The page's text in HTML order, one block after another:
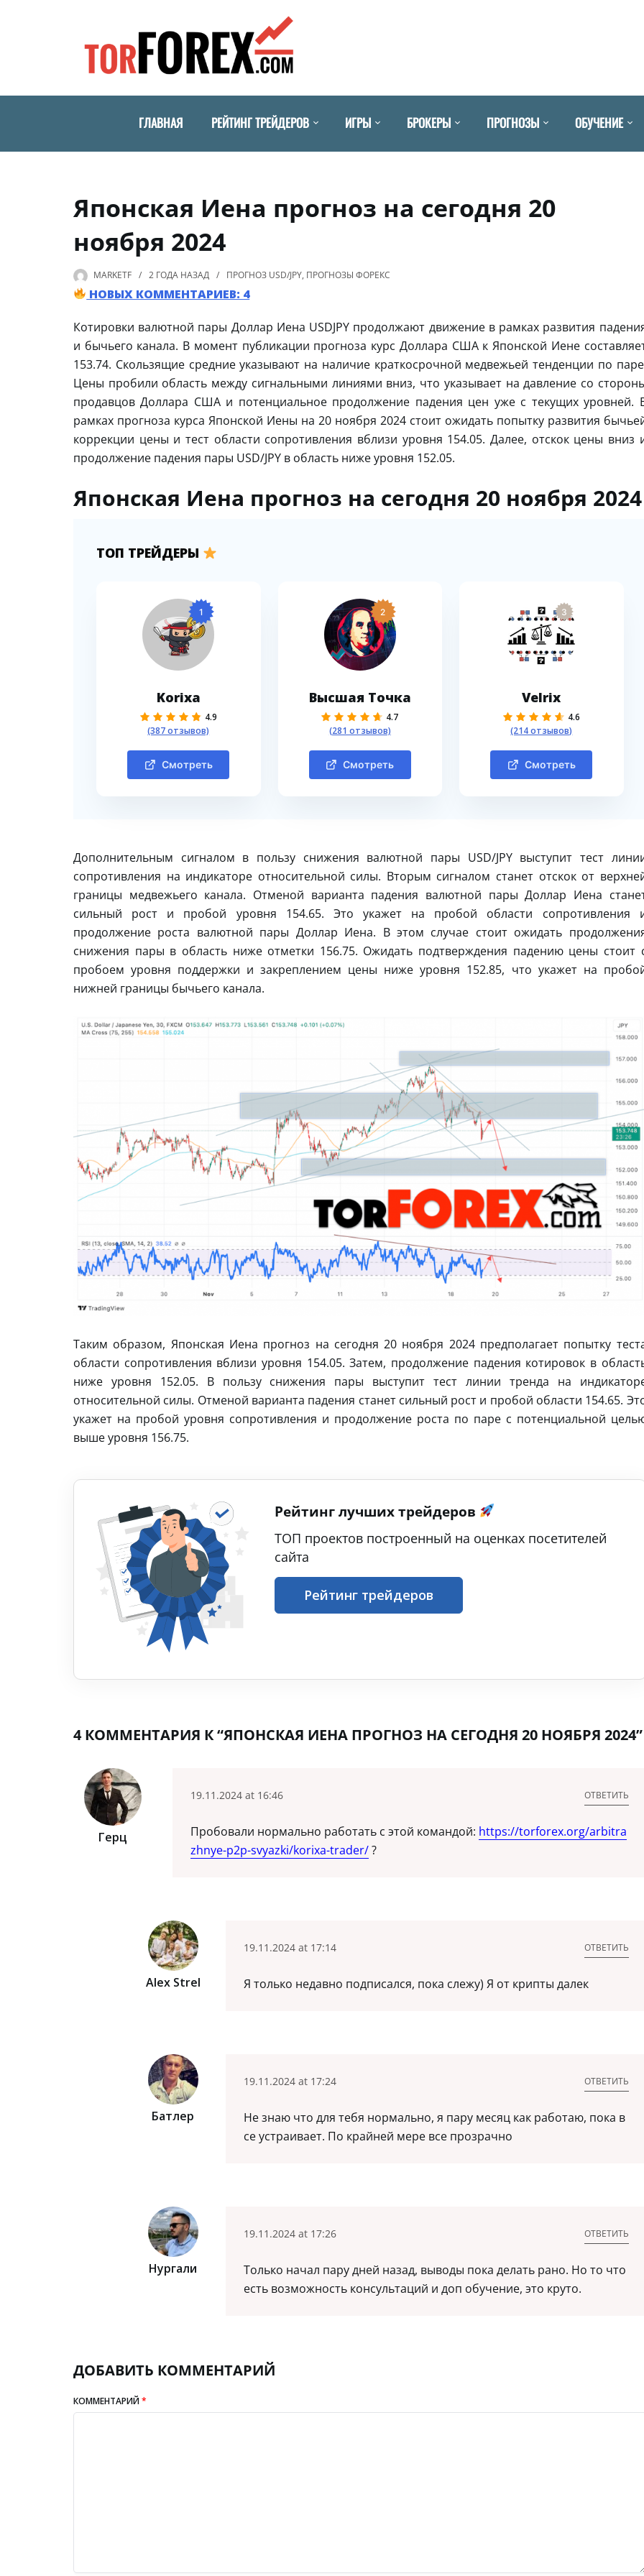
ГЛАВНАЯ РЕЙТИНГ ТРЕЙДЕРОВ ИГРЫ БРОКЕРЫ ПРОГНОЗЫ ОБУЧЕНИЕ
Японская Иена прогноз на сегодня 20
ноября 2024
MARKETF 2 ГОДА НАЗАД ПРОГНОЗ USD/JPY, ПРОГНОЗЫ ФОРЕКС
НОВЫХ КОММЕНТАРИЕВ: 4
Котировки валютной пары Доллар Иена USDJPY продолжают движение в рамках развития
и бычьего канала. В момент публикации прогноза курс Доллара США к Японской Иене
153.74. Скользящие средние указывают на наличие краткосрочной медвежьей тенденции по
Цены пробили область между сигнальными линиями вниз, что указывает на давление со
продавцов Доллара США и потенциальное продолжение падения цен уже с текущих уровней.
рамках прогноза курса Японской Иены на 20 ноября 2024 стоит ожидать попытку развития
коррекции цены и тест области сопротивления вблизи уровня 154.05. Далее, отскок цены вниз
продолжение падения пары USD/JPY в область ниже уровня 152.05.
Японская Иена прогноз на сегодня 20 ноября 2024
ТОП ТРЕЙДЕРЫ
1
Korixa
4.9
(387 отзывов)
Смотреть
2
Высшая Точка
4.7
(281 отзывов)
Смотреть
3
Velrix
4.6
(214 отзывов)
Смотреть
Дополнительным сигналом в пользу снижения валютной пары USD/JPY выступит тест
сопротивления на индикаторе относительной силы. Вторым сигналом станет отскок от
границы медвежьего канала. Отменой варианта падения валютной пары Доллар Иена
сильный рост и пробой уровня 154.65. Это укажет на пробой области сопротивления
продолжение роста валютной пары Доллар Иена. В этом случае стоит ожидать
снижения пары в область ниже отметки 156.75. Ожидать подтверждения падению цены стоит
пробоем уровня поддержки и закреплением цены ниже уровня 152.85, что укажет на
нижней границы бычьего канала.
Таким образом, Японская Иена прогноз на сегодня 20 ноября 2024 предполагает попытку
области сопротивления вблизи уровня 154.05. Затем, продолжение падения котировок в
ниже уровня 152.05. В пользу снижения пары выступит тест линии тренда на
относительной силы. Отменой варианта падения станет сильный рост и пробой области 154.65.
укажет на пробой уровня сопротивления и продолжение роста по паре с потенциальной
выше уровня 156.75.
Рейтинг лучших трейдеров
ТОП проектов построенный на оценках посетителей
сайта
Рейтинг трейдеров
4 КОММЕНТАРИЯ К “ЯПОНСКАЯ ИЕНА ПРОГНОЗ НА СЕГОДНЯ 20 НОЯБРЯ 2024”
Герц
19.11.2024 at 16:46
Пробовали нормально работать с этой командой: https://torforex.org/arbitra
zhnye-p2p-svyazki/korixa-trader/?
ОТВЕТИТЬ
Alex Strel
19.11.2024 at 17:14
Я только недавно подписался, пока слежу) Я от крипты далек
ОТВЕТИТЬ
Батлер
19.11.2024 at 17:24
Не знаю что для тебя нормально, я пару месяц как работаю, пока в
се устраивает. По крайней мере все прозрачно
ОТВЕТИТЬ
Нургали
19.11.2024 at 17:26
Только начал пару дней назад, выводы пока делать рано. Но то что
есть возможность консультаций и доп обучение, это круто.
ОТВЕТИТЬ
ДОБАВИТЬ КОММЕНТАРИЙ
КОММЕНТАРИЙ*